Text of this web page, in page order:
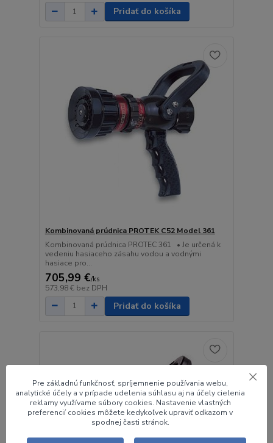
Pridať do košíka
Kombinovaná prúdnica PROTEK C52 Model 361
Kombinovaná prúdnica PROTEC 361 • Je určená k
vedeniu hasiaceho zásahu vodou a vodnými
hasiace pro...
705,99 €/ks
573,98 € bez DPH
Pridať do košíka
Pre základnú funkčnosť, spríjemnenie používania webu,
analytické účely a v prípade udelenia súhlasu aj na účely cielenia
reklamy využívame súbory cookies. Nastavenie vlastných
preferencií cookies môžete kedykoľvek upraviť odkazom v
spodnej časti stránok.